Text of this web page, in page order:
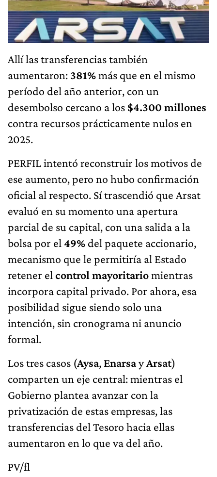
Allí las transferencias también
aumentaron: 381%más que en el mismo
período del año anterior, con un
desembolso cercano a los $4.300 millones
contra recursos prácticamente nulos en
2025.
PERFIL intentó reconstruir los motivos de
ese aumento, pero no hubo confirmación
oficial al respecto. Sí trascendió que Arsat
evaluó en su momento una apertura
parcial de su capital, con una salida a la
bolsa por el 49% del paquete accionario,
mecanismo que le permitiría al Estado
retener el control mayoritariomientras
incorpora capital privado. Por ahora, esa
posibilidad sigue siendo solo una
intención, sin cronograma ni anuncio
formal.
Los tres casos (Aysa, EnarsayArsat)
comparten un eje central: mientras el
Gobierno plantea avanzar con la
privatización de estas empresas, las
transferencias del Tesoro hacia ellas
aumentaron en lo que va del año.
PV/fl